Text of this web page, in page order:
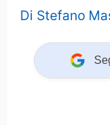
Di Stefano